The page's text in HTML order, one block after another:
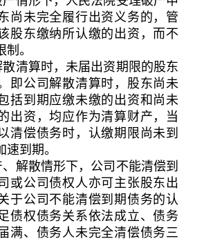
尚未完全履行出资义务的，管
股东缴纳所认缴的出资，而不
。
算时，未届出资期限的股东
即公司解散清算时，股东尚未
括到期应缴未缴的出资和尚未
出资，均应作为清算财产，当
清偿债务时，认缴期限尚未到
到期。
散情形下，公司不能清偿到
或公司债权人亦可主张股东出
于公司不能清偿到期债务的认
债权债务关系依法成立、债务
满、债务人未完全清偿债务三